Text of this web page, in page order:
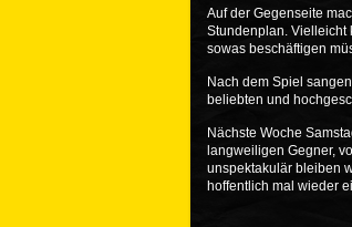
Auf der Gegenseite
Stundenplan. Vielleicht
sowas beschäftigen
Nach dem Spiel
beliebten und
Nächste Woche
langweiligen Gegner,
unspektakulär bleiben
hoffentlich mal wieder